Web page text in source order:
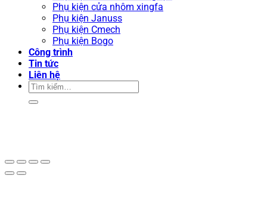
Phụ kiện cửa nhôm xingfa
Phụ kiện Januss
Phụ kiện Cmech
Phụ kiện Bogo
Công trình
Tin tức
Liên hệ
Tìm